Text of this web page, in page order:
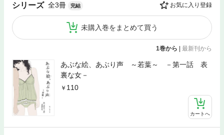
シリーズ 全3冊 完結 お気に入り登録
未購入巻をまとめて買う
1巻から 最新刊から
あぶな絵、あぶり声 ～若葉～ －第一話 表
裏な女－
110
カートへ